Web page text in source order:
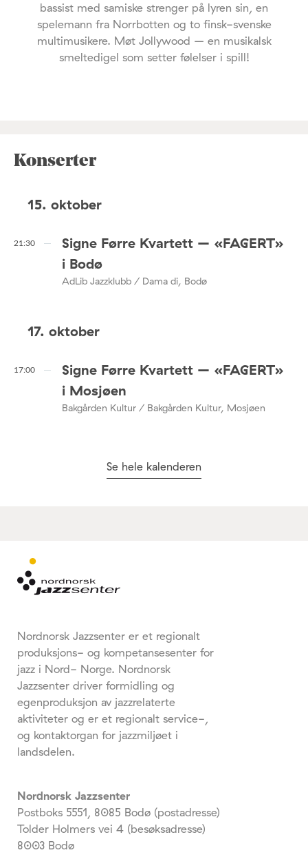
bassist med samiske strenger på lyren sin, en
spelemann fra Norrbotten og to finsk-svenske
multimusikere. Møt Jollywood – en musikalsk
smeltedigel som setter følelser i spill!
Konserter
15. oktober
21:30
Signe Førre Kvartett – «FAGERT»
i Bodø
AdLib Jazzklubb / Dama di, Bodø
17. oktober
17:00
Signe Førre Kvartett – «FAGERT»
i Mosjøen
Bakgården Kultur / Bakgården Kultur, Mosjøen
Se hele kalenderen
Nordnorsk Jazzsenter er et regionalt
produksjons- og kompetansesenter for
jazz i Nord- Norge. Nordnorsk
Jazzsenter driver formidling og
egenproduksjon av jazzrelaterte
aktiviteter og er et regionalt service-,
og kontaktorgan for jazzmiljøet i
landsdelen.
Nordnorsk Jazzsenter
Postboks 5551, 8085 Bodø (postadresse)
Tolder Holmers vei 4 (besøksadresse)
8003 Bodø